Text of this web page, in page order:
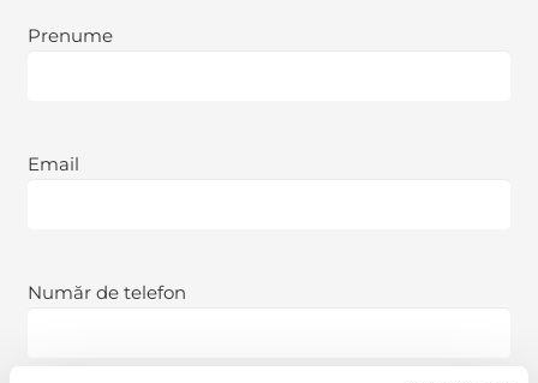
Prenume
Prenume
Email*
Email
Număr
Număr de telefon